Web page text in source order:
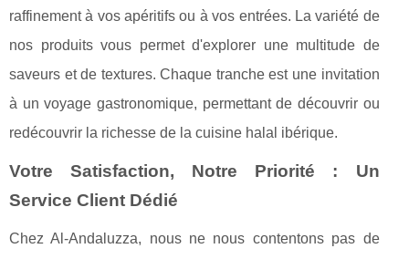
raffinement à vos apéritifs ou à vos entrées. La variété de
nos produits vous permet d'explorer une multitude de
saveurs et de textures. Chaque tranche est une invitation
à un voyage gastronomique, permettant de découvrir ou
redécouvrir la richesse de la cuisine halal ibérique.
Votre Satisfaction, Notre Priorité : Un
Service Client Dédié
Chez Al-Andaluzza, nous ne nous contentons pas de